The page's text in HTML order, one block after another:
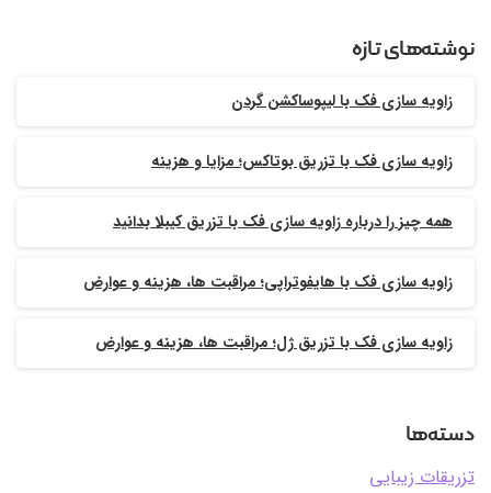
نوشته‌های تازه
زاویه سازی فک با لیپوساکشن گردن
زاویه سازی فک با تزریق بوتاکس؛ مزایا و هزینه
همه چیز را درباره زاویه سازی فک با تزریق کیبلا بدانید
زاویه سازی فک با هایفوتراپی؛ مراقبت ها، هزینه و عوارض
زاویه سازی فک با تزریق ژل؛ مراقبت ها، هزینه و عوارض
دسته‌ها
تزریقات زیبایی